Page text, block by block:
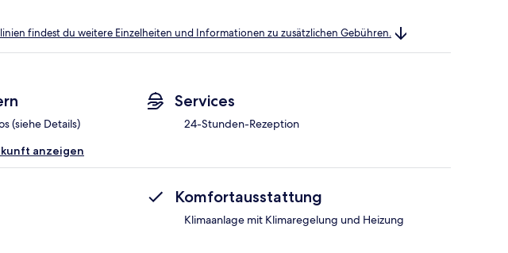
findest du weitere Einzelheiten und Informationen zu zusätzlichen Gebühren.
(siehe Details)
Services
24-Stunden-Rezeption
anzeigen
Komfortausstattung
Klimaanlage mit Klimaregelung und Heizung